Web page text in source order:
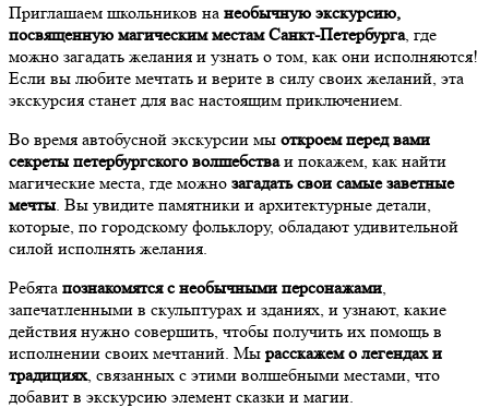
Приглашаем школьников на необычную экскурсию,
посвященную магическим местам Санкт-Петербурга, где
можно загадать желания и узнать о том, как они исполняются!
Если вы любите мечтать и верите в силу своих желаний, эта
экскурсия станет для вас настоящим приключением.
Во время автобусной экскурсии мы откроем перед вами
секреты петербургского волшебстваи покажем, как найти
магические места, где можно загадать свои самые заветные
мечты. Вы увидите памятники и архитектурные детали,
которые, по городскому фольклору, обладают удивительной
силой исполнять желания.
Ребята познакомятся с необычными персонажами,
запечатленными в скульптурах и зданиях, и узнают, какие
действия нужно совершить, чтобы получить их помощь в
исполнении своих мечтаний. Мы расскажем о легендах и
традициях, связанных с этими волшебными местами, что
добавит в экскурсию элемент сказки и магии.